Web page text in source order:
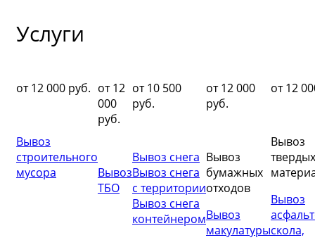
Услуги
от 12 000 руб.
Вывоз
строительного
мусора
от 12
000
руб.
Вывоз
ТБО
от 10 500
руб.
Вывоз снега
Вывоз снега
с территории
Вывоз снега
контейнером
от 12 000
руб.
Вывоз
бумажных
отходов
Вывоз
макулатуры
от 12
Вывоз
твердых
Вывоз
скола,